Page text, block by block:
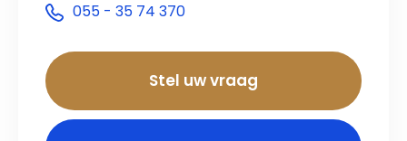
055 - 35 74 370
Stel uw vraag